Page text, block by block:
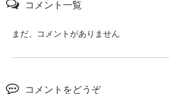
コメント一覧
まだ、コメントがありません
コメントをどうぞ